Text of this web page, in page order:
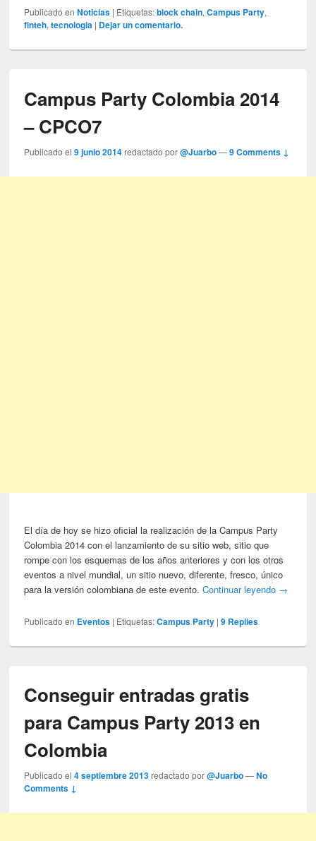
Publicado en Noticias | Etiquetas: block chain,Campus Party,
finteh,tecnologia | Dejar un comentario.
Campus Party Colombia 2014
– CPCO7
Publicado el9 junio 2014 redactado por@Juarbo —9 Comments ↓
El día de hoy se hizo oficial la realización de la Campus Party
Colombia 2014 con el lanzamiento de su sitio web, sitio que
rompe con los esquemas de los años anteriores y con los otros
eventos a nivel mundial, un sitio nuevo, diferente, fresco, único
para la versión colombiana de este evento.Continuar leyendo →
Publicado en Eventos | Etiquetas: Campus Party |9 Replies
Conseguir entradas gratis
para Campus Party 2013 en
Colombia
Publicado el4 septiembre 2013 redactado por@Juarbo —No
Comments ↓